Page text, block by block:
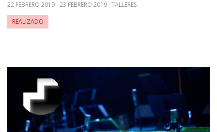
22 FEBRERO 2019 - 23 FEBRERO 2019 TALLERES
REALIZADO
Leer m�s sobre Mediateka de Musikene. Visita